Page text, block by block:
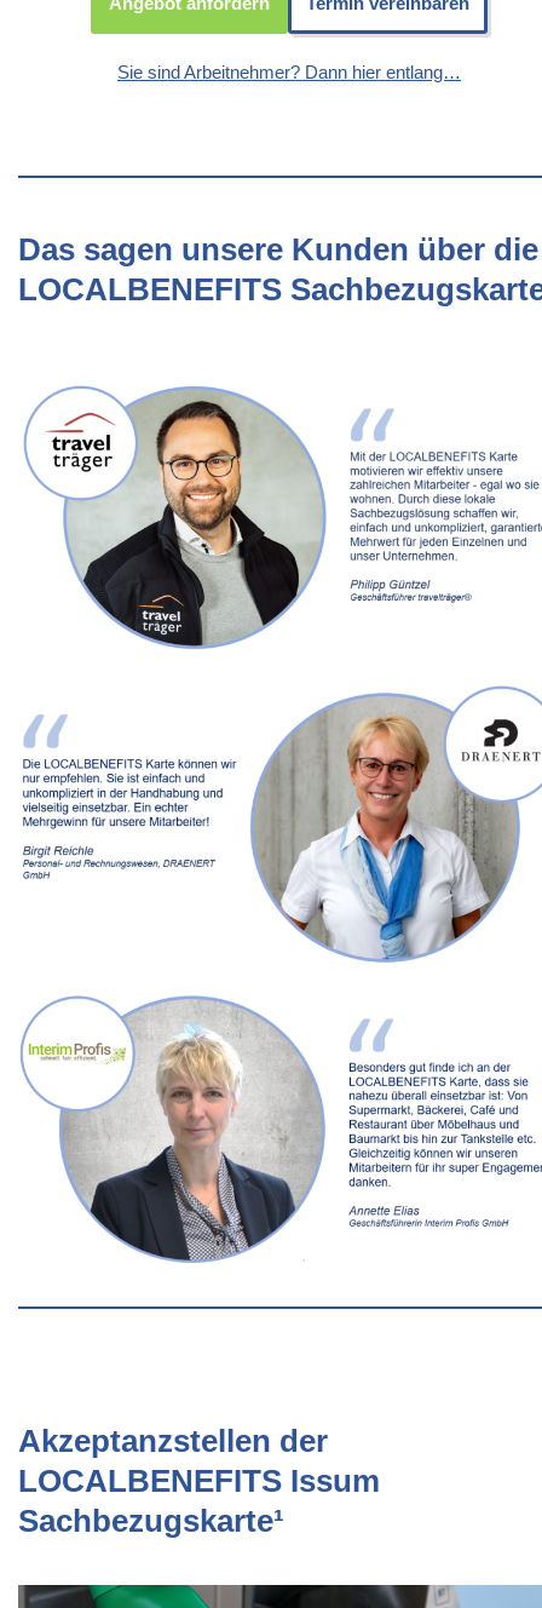
Sie sind Arbeitnehmer? Dann hier entlang…
Das sagen unsere Kunden über die
LOCALBENEFITS
Akzeptanzstellen der
LOCALBENEFITS Issum
Sachbezugskarte¹